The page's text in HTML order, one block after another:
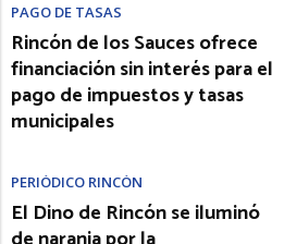
PAGO DE TASAS
Rincón de los Sauces ofrece
financiación sin interés para el
pago de impuestos y tasas
municipales
PERIÓDICO RINCÓN
El Dino de Rincón se iluminó